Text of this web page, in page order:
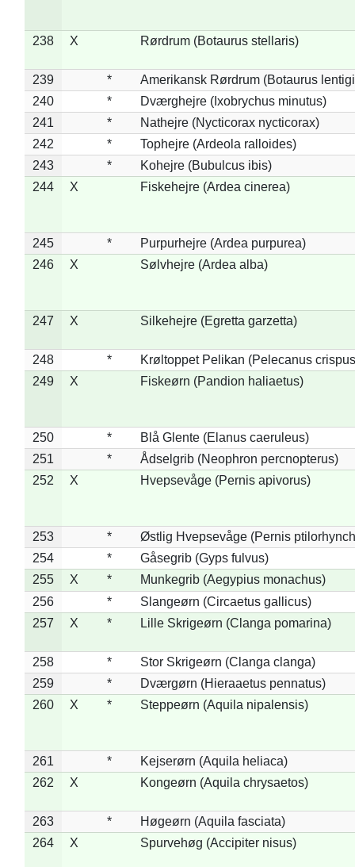
238 X Rørdrum (Botaurus stellaris)
239 *
Amerikansk Rørdrum (Botaurus
240
*
Dværghejre (Ixobrychus minutus)
241
*
Nathejre (Nycticorax nycticorax)
242
*
Tophejre (Ardeola ralloides)
243
*
Kohejre (Bubulcus ibis)
244
X Fiskehejre (Ardea cinerea)
245 *
Purpurhejre (Ardea purpurea)
246
X Sølvhejre (Ardea alba)
247 X Silkehejre (Egretta garzetta)
248 *
Krøltoppet Pelikan (Pelecanus
249
X Fiskeørn (Pandion haliaetus)
250 *
Blå Glente (Elanus caeruleus)
251
*
Ådselgrib (Neophron percnopterus)
252
X Hvepsevåge (Pernis apivorus)
253 *
Østlig Hvepsevåge (Pernis
254
*
Gåsegrib (Gyps fulvus)
255
X *
Munkegrib (Aegypius monachus)
256
*
Slangeørn (Circaetus gallicus)
257
X * Lille Skrigeørn (Clanga pomarina)
258 *
Stor Skrigeørn (Clanga clanga)
259
*
Dværgørn (Hieraaetus pennatus)
260
X * Steppeørn (Aquila nipalensis)
261 *
Kejserørn (Aquila heliaca)
262
X Kongeørn (Aquila chrysaetos)
263 *
Høgeørn (Aquila fasciata)
264
X Spurvehøg (Accipiter nisus)